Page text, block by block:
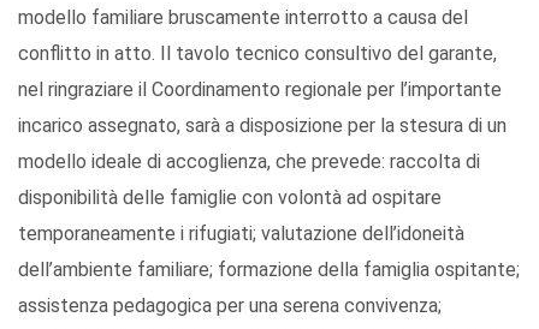
modello familiare bruscamente interrotto a causa del
conflitto in atto. Il tavolo tecnico consultivo del garante,
nel ringraziare il Coordinamento regionale per l’importante
incarico assegnato, sarà a disposizione per la stesura di un
modello ideale di accoglienza, che prevede: raccolta di
disponibilità delle famiglie con volontà ad ospitare
temporaneamente i rifugiati; valutazione dell’idoneità
dell’ambiente familiare; formazione della famiglia ospitante;
assistenza pedagogica per una serena convivenza;